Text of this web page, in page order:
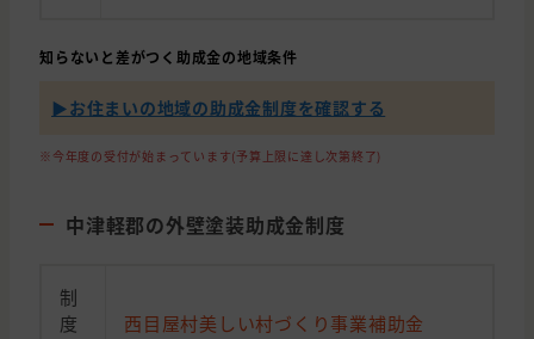
知らないと差がつく助成金の地域条件
▶︎お住まいの地域の助成金制度を確認する
※今年度の受付が始まっています(予算上限に達し次第終了)
中津軽郡の外壁塗装助成金制度
制
度
西目屋村美しい村づくり事業補助金